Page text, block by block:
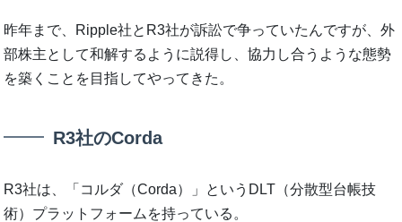
昨年まで、Ripple社とR3社が訴訟で争っていたんですが、外
部株主として和解するように説得し、協力し合うような態勢
を築くことを目指してやってきた。
R3社のCorda
R3社は、「コルダ（Corda）」というDLT（分散型台帳技
術）プラットフォームを持っている。